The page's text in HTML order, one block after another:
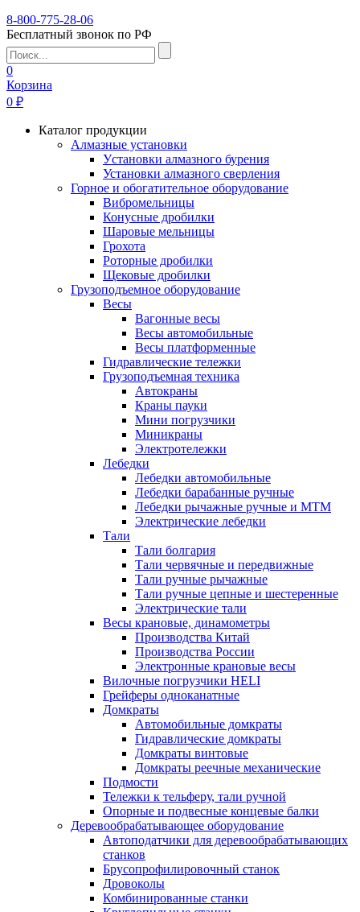
8-800-775-28-06
Бесплатный звонок по РФ
0
Корзина
0 ₽
Каталог продукции
Алмазные установки
Уcтановки алмазного бурения
Установки алмазного сверления
Горное и обогатительное оборудование
Вибромельницы
Конусные дробилки
Шаровые мельницы
Грохота
Роторные дробилки
Щековые дробилки
Грузоподъемное оборудование
Весы
Вагонные весы
Весы автомобильные
Весы платформенные
Гидравлические тележки
Грузоподъемная техника
Автокраны
Краны пауки
Мини погрузчики
Миникраны
Электротележки
Лебедки
Лебедки автомобильные
Лебедки барабанные ручные
Лебедки рычажные ручные и МТМ
Электрические лебедки
Тали
Тали болгария
Тали червячные и передвижные
Тали ручные рычажные
Тали ручные цепные и шестеренные
Электрические тали
Весы крановые, динамометры
Производства Китай
Производства России
Электронные крановые весы
Вилочные погрузчики HELI
Грейферы одноканатные
Домкраты
Автомобильные домкраты
Гидравлические домкраты
Домкраты винтовые
Домкраты реечные механические
Подмости
Тележки к тельферу, тали ручной
Опорные и подвесные концевые балки
Деревообрабатывающее оборудование
Автоподатчики для деревообрабатывающих
станков
Брусопрофилировочный станок
Дровоколы
Комбинированные станки